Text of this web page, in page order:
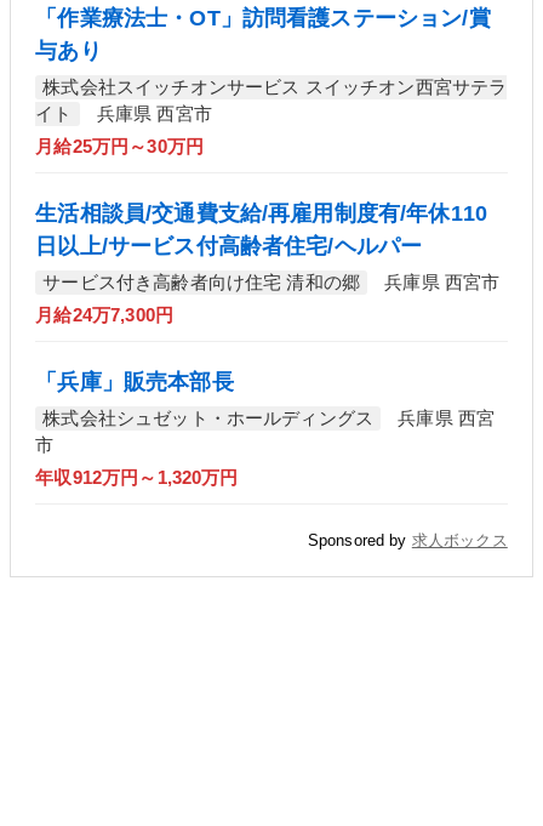
「作業療法士・OT」訪問看護ステーション/賞
与あり
株式会社スイッチオンサービス スイッチオン西宮サテラ
イト
兵庫県 西宮市
月給25万円～30万円
生活相談員/交通費支給/再雇用制度有/年休110
日以上/サービス付高齢者住宅/ヘルパー
サービス付き高齢者向け住宅 清和の郷
兵庫県 西宮市
月給24万7,300円
「兵庫」販売本部長
株式会社シュゼット・ホールディングス
兵庫県 西宮
市
年収912万円～1,320万円
Sponsored by 求人ボックス